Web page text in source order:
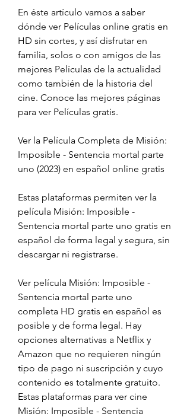
En éste artículo vamos a saber
dónde ver Películas online gratis en
HD sin cortes, y así disfrutar en
familia, solos o con amigos de las
mejores Películas de la actualidad
como también de la historia del
cine. Conoce las mejores páginas
para ver Películas gratis.
Ver la Película Completa de Misión:
Imposible - Sentencia mortal parte
uno (2023) en español online gratis
Estas plataformas permiten ver la
película Misión: Imposible -
Sentencia mortal parte uno gratis en
español de forma legal y segura, sin
descargar ni registrarse.
Ver película Misión: Imposible -
Sentencia mortal parte uno
completa HD gratis en español es
posible y de forma legal. Hay
opciones alternativas a Netflix y
Amazon que no requieren ningún
tipo de pago ni suscripción y cuyo
contenido es totalmente gratuito.
Estas plataformas para ver cine
Misión: Imposible - Sentencia